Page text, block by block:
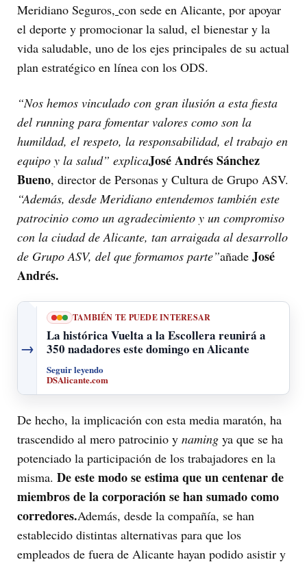
Meridiano Seguros, con sede en Alicante, por apoyar
el deporte y promocionar la salud, el bienestar y la
vida saludable, uno de los ejes principales de su actual
plan estratégico en línea con los ODS.
“Nos hemos vinculado con gran ilusión a esta fiesta
del running para fomentar valores como son la
humildad, el respeto, la responsabilidad, el trabajo en
equipo y la salud” explicaJosé Andrés Sánchez
Bueno, director de Personas y Cultura de Grupo ASV.
“Además, desde Meridiano entendemos también este
patrocinio como un agradecimiento y un compromiso
con la ciudad de Alicante, tan arraigada al desarrollo
de Grupo ASV, del que formamos parte”añade José
Andrés.
→
TAMBIÉN TE PUEDE INTERESAR
La histórica Vuelta a la Escollera reunirá a
350 nadadores este domingo en Alicante
Seguir leyendo
DSAlicante.com
De hecho, la implicación con esta media maratón, ha
trascendido al mero patrocinio y naming ya que se ha
potenciado la participación de los trabajadores en la
misma. De este modo se estima que un centenar de
miembros de la corporación se han sumado como
corredores.Además, desde la compañía, se han
establecido distintas alternativas para que los
empleados de fuera de Alicante hayan podido asistir y